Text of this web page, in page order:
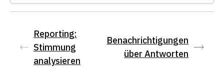
Reporting:
Stimmung
analysieren
Benachrichtigungen
über Antworten